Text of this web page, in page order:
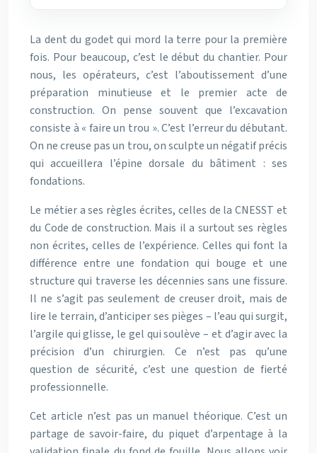
La dent du godet qui mord la terre pour la première
fois. Pour beaucoup, c’est le début du chantier. Pour
nous, les opérateurs, c’est l’aboutissement d’une
préparation minutieuse et le premier acte de
construction. On pense souvent que l’excavation
consiste à « faire un trou ». C’est l’erreur du débutant.
On ne creuse pas un trou, on sculpte un négatif précis
qui accueillera l’épine dorsale du bâtiment : ses
fondations.
Le métier a ses règles écrites, celles de la CNESST et
du Code de construction. Mais il a surtout ses règles
non écrites, celles de l’expérience. Celles qui font la
différence entre une fondation qui bouge et une
structure qui traverse les décennies sans une fissure.
Il ne s’agit pas seulement de creuser droit, mais de
lire le terrain, d’anticiper ses pièges – l’eau qui surgit,
l’argile qui glisse, le gel qui soulève – et d’agir avec la
précision d’un chirurgien. Ce n’est pas qu’une
question de sécurité, c’est une question de fierté
professionnelle.
Cet article n’est pas un manuel théorique. C’est un
partage de savoir-faire, du piquet d’arpentage à la